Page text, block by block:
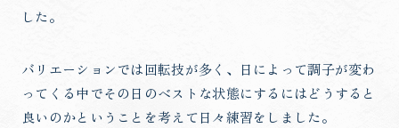
した。
バリエーションでは回転技が多く、日によって調子が変わ
ってくる中でその日のベストな状態にするにはどうすると
良いのかということを考えて日々練習をしました。